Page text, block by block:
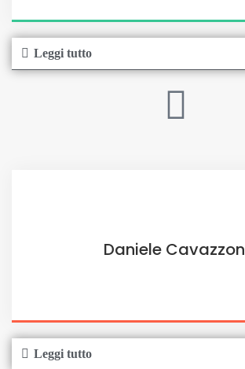
Leggi tutto
Daniele
Leggi tutto